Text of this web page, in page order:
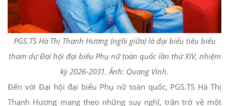
PGS.TS Hà Thị Thanh Hương (ngồi giữa) là đại biểu tiêu biểu
tham dự Đại hội đại biểu Phụ nữ toàn quốc lần thứ XIV, nhiệm
kỳ 2026-2031. Ảnh: Quang Vinh.
Đến với Đại hội đại biểu Phụ nữ toàn quốc, PGS.TS Hà Thị
Thanh Hương mang theo những suy nghĩ, trăn trở về một